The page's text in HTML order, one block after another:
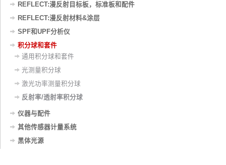
REFLECT:漫反射目标板，标准板和配件
REFLECT:漫反射材料&涂层
SPF和UPF分析仪
积分球和套件
通用积分球和套件
光测量积分球
激光功率测量积分球
反射率/透射率积分球
仪器与配件
其他传感器计量系统
黑体光源